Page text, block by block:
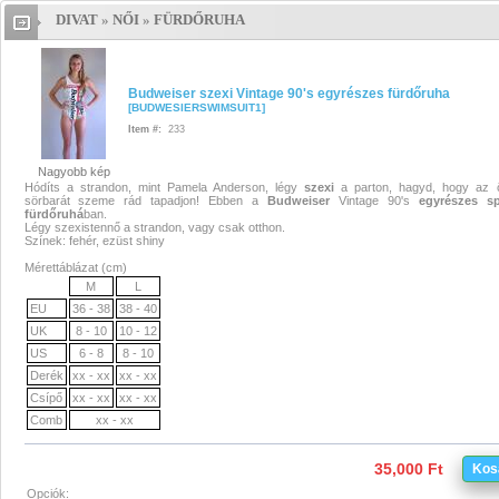
Budweiser szexi Vintage 90's
egyrészes fürdőruha Budweiser
Vintage 90's egyrészes fürdőruha
Budweiser szexi Vintage 90's
egyrészes fürdőruha
fürdőruha,
fürdőruha,
fürdőruha,
fürdőruha,
fürdőruha,
fürdőruha,budweiser
DIVAT » NŐI » FÜRDŐRUHA
Nagyobb kép
Budweiser szexi Vintage 90's egyrészes fürdőruha
[BUDWESIERSWIMSUIT1]
Item #: 233
Hódíts a strandon, mint Pamela Anderson, légyszexi a parton, hagyd, hogy az
sörbarát szeme rád tapadjon! Ebben a BudweiserVintage 90's egyrészes
fürdőruhában.
Légy szexistennő a strandon, vagy csak otthon.
Színek: fehér, ezüst shiny
Mérettáblázat (cm)
M
L
EU
36 - 38
38 - 40
UK
8 - 10
10 - 12
US
6 - 8
8 - 10
Derék
xx - xx
xx - xx
Csípő
xx - xx
xx - xx
Comb
xx - xx
35,000 Ft
Opciók: